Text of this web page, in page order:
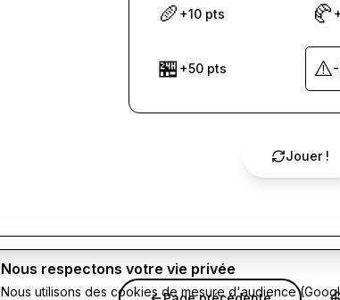
🥖 +10 pts 🥐
🏪 +50 pts ⚠️
Jouer !
Nous respectons votre vie privée
Nous utilisons des cookies de mesure d'audience